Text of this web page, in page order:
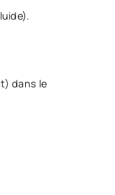
dans le